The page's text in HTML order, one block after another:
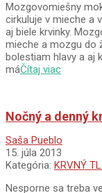
Mozgovomiešny
cirkuluje v mieche a
aj biele krvinky.
mieche a mozgu do
bolestiam hlavy a aj
máČítaj viac
Nočný a denný
2013-
07-
15
Saša Pueblo
15. júla 2013
Kategória: KRVNÝ
Nesporne sa treba